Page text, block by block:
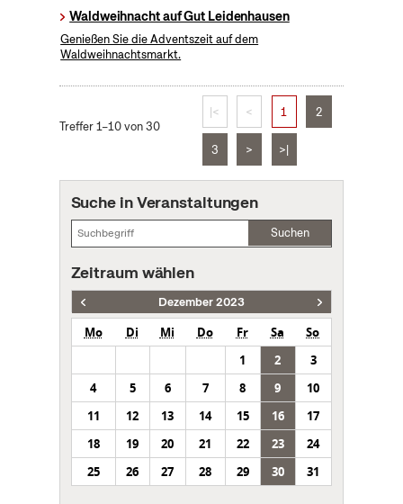
Waldweihnacht auf Gut Leidenhausen
Genießen Sie die Adventszeit auf dem
Waldweihnachtsmarkt.
Treffer 1–10 von 30
|< < 1 2
3 > >|
Suche in Veranstaltungen
Suchen
Zeitraum wählen
Dezember 2023
Mo Di Mi Do Fr Sa
So
1
2
3
4
5 6 7 8 9
10
11
12 13 14 15 16
17
18
19 20 21 22 23
24
25
26 27 28 29 30 31